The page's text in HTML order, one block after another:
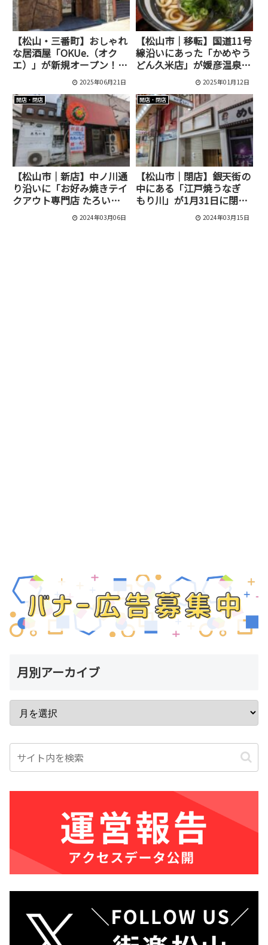
【松山・三番町】おしゃれ
な居酒屋「OKUe.（オク
エ）」が新規オープン！個
室で楽しむ創作料理とワイ
2025年06月21日
【松山市｜移転】国道11号
線沿いにあった「かめやう
どん久米店」が媛彦温泉の
中に移転オープンしまし
2025年01月12日
開店・閉店
【松山市｜新店】中ノ川通
り沿いに「お好み焼きテイ
クアウト専門店 たろい
ち」がオープンしました！
2024年03月06日
開店・閉店
【松山市｜閉店】銀天街の
中にある「江戸焼うなぎ
もり川」が1月31日に閉店
していました！ 2024年03月15日
月別アーカイブ